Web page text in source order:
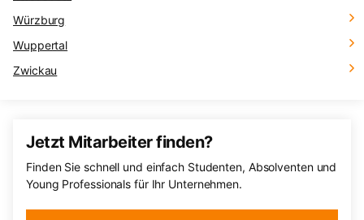
Würzburg
Wuppertal
Zwickau
Jetzt Mitarbeiter finden?
Finden Sie schnell und einfach Studenten, Absolventen und
Young Professionals für Ihr Unternehmen.